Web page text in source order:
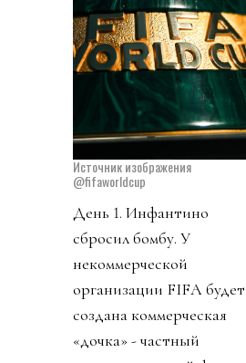
Источник изображения
@fifaworldcup
День 1. Инфантино
сбросил бомбу. У
некоммерческой
организации FIFA будет
создана коммерческая
«дочка» - частный